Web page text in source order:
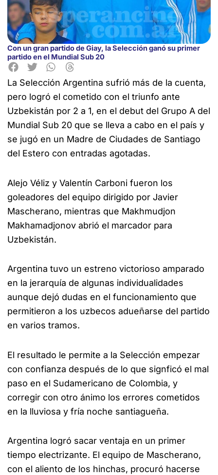
Con un gran partido de Giay, la Selección ganó su primer
partido en el Mundial Sub 20
La Selección Argentina sufrió más de la cuenta,
pero logró el cometido con el triunfo ante
Uzbekistán por 2 a 1, en el debut del Grupo A del
Mundial Sub 20 que se lleva a cabo en el país y
se jugó en un Madre de Ciudades de Santiago
del Estero con entradas agotadas.
Alejo Véliz y Valentín Carboni fueron los
goleadores del equipo dirigido por Javier
Mascherano, mientras que Makhmudjon
Makhamadjonov abrió el marcador para
Uzbekistán.
Argentina tuvo un estreno victorioso amparado
en la jerarquía de algunas individualidades
aunque dejó dudas en el funcionamiento que
permitieron a los uzbecos adueñarse del partido
en varios tramos.
El resultado le permite a la Selección empezar
con confianza después de lo que signficó el mal
paso en el Sudamericano de Colombia, y
corregir con otro ánimo los errores cometidos
en la lluviosa y fría noche santiagueña.
Argentina logró sacar ventaja en un primer
tiempo electrizante. El equipo de Mascherano,
con el aliento de los hinchas, procuró hacerse